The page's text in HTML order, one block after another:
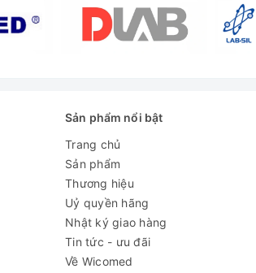
Sản phẩm nổi bật
Trang chủ
Sản phẩm
Thương hiệu
Uỷ quyền hãng
Nhật ký giao hàng
Tin tức - ưu đãi
Về Wicomed